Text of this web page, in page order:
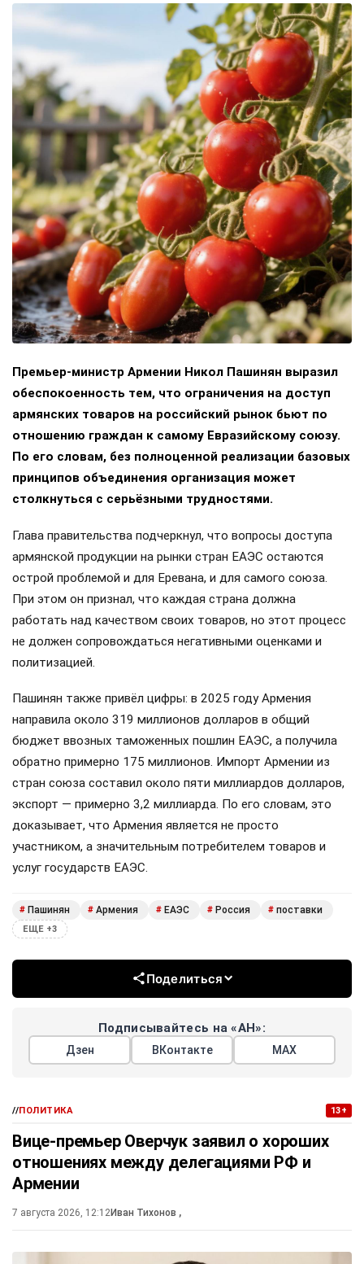
Премьер-министр Армении Никол Пашинян выразил
обеспокоенность тем, что ограничения на доступ
армянских товаров на российский рынок бьют по
отношению граждан к самому Евразийскому союзу.
По его словам, без полноценной реализации базовых
принципов объединения организация может
столкнуться с серьёзными трудностями.
Глава правительства подчеркнул, что вопросы доступа
армянской продукции на рынки стран ЕАЭС остаются
острой проблемой и для Еревана, и для самого союза.
При этом он признал, что каждая страна должна
работать над качеством своих товаров, но этот процесс
не должен сопровождаться негативными оценками и
политизацией.
Пашинян также привёл цифры: в 2025 году Армения
направила около 319 миллионов долларов в общий
бюджет ввозных таможенных пошлин ЕАЭС, а получила
обратно примерно 175 миллионов. Импорт Армении из
стран союза составил около пяти миллиардов долларов,
экспорт — примерно 3,2 миллиарда. По его словам, это
доказывает, что Армения является не просто
участником, а значительным потребителем товаров и
услуг государств ЕАЭС.
# Пашинян # Армения # ЕАЭС # Россия # поставки
ЕЩЕ +3
Поделиться
Подписывайтесь на «АН»:
Дзен ВКонтакте МАХ
//ПОЛИТИКА 13+
Вице-премьер Оверчук заявил о хороших
отношениях между делегациями РФ и
Армении
7 августа 2026, 12:12Иван Тихонов ,